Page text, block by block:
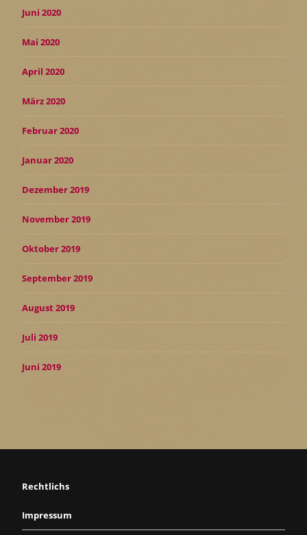
Juni 2020
Mai 2020
April 2020
März 2020
Februar 2020
Januar 2020
Dezember 2019
November 2019
Oktober 2019
September 2019
August 2019
Juli 2019
Juni 2019
Rechtlichs
Impressum